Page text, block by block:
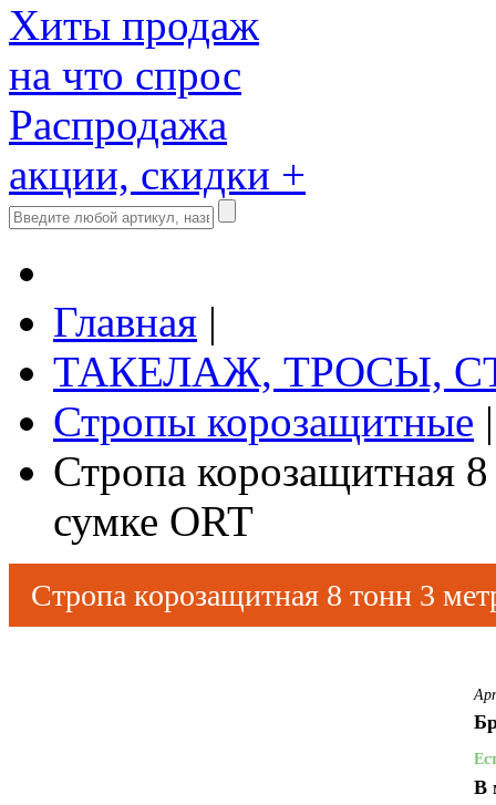
Хиты продаж
на что спрос
Распродажа
акции, скидки +
Главная |
ТАКЕЛАЖ, ТРОСЫ,
Стропы корозащитные |
Стропа корозащитная
сумке ORT
Стропа корозащитная 8 тонн 3
В